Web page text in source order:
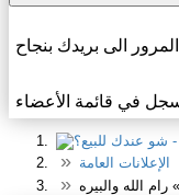
في قائمة الأعضاء
الإعلانات العامة
الله والبيره